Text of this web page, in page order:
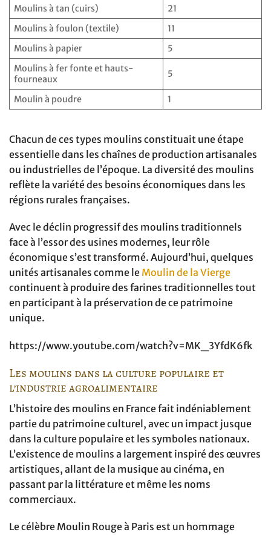
Moulins à tan (cuirs)
21
Moulins à foulon (textile)
11
Moulins à papier
5
Moulins à fer fonte et hauts-
fourneaux
5
Moulin à poudre 1
Chacun de ces types moulins constituait une étape
essentielle dans les chaînes de production artisanales
ou industrielles de l’époque. La diversité des moulins
reflète la variété des besoins économiques dans les
régions rurales françaises.
Avec le déclin progressif des moulins traditionnels
face à l’essor des usines modernes, leur rôle
économique s’est transformé. Aujourd’hui, quelques
unités artisanales comme le Moulin de la Vierge
continuent à produire des farines traditionnelles tout
en participant à la préservation de ce patrimoine
unique.
https://www.youtube.com/watch?v=MK_3YfdK6fk
Les moulins dans la culture populaire et
l’industrie agroalimentaire
L’histoire des moulins en France fait indéniablement
partie du patrimoine culturel, avec un impact jusque
dans la culture populaire et les symboles nationaux.
L’existence de moulins a largement inspiré des œuvres
artistiques, allant de la musique au cinéma, en
passant par la littérature et même les noms
commerciaux.
Le célèbre Moulin Rouge à Paris est un hommage